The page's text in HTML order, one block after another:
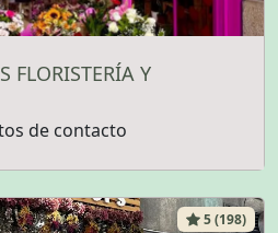
FLORISTERÍA Y
de contacto
5 (198)